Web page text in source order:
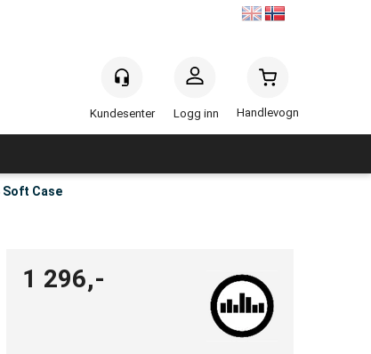
Logg inn Handlevogn
Soft Case
1 296,-